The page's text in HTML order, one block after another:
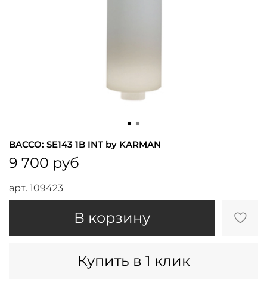
арт. 109423
BACCO: SE143 1B INT by KARMAN
9 700 руб
В корзину
Купить в 1 клик